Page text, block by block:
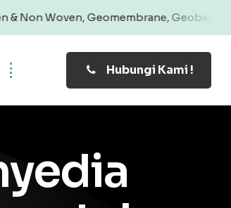
Geobag, Geogrid |
Hubungi Kami !